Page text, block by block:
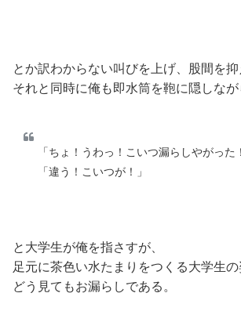
とか訳わからない叫びを上げ、股間を抑
それと同時に俺も即水筒を鞄に隠しなが
「ちょ！うわっ！こいつ漏らしやがった
「違う！こいつが！」
と大学生が俺を指さすが、
足元に茶色い水たまりをつくる大学生
どう見てもお漏らしである。